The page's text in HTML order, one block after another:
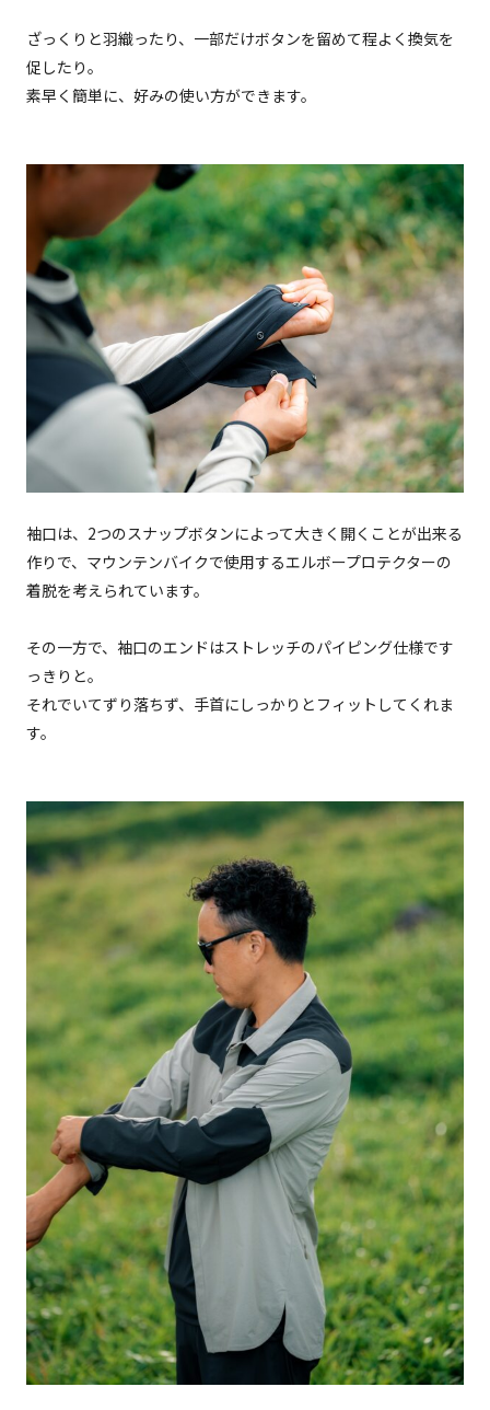
ざっくりと羽織ったり、一部だけボタンを留めて程よく換気を
促したり。
素早く簡単に、好みの使い方ができます。
袖口は、2つのスナップボタンによって大きく開くことが出来る
作りで、マウンテンバイクで使用するエルボープロテクターの
着脱を考えられています。
その一方で、袖口のエンドはストレッチのパイピング仕様です
っきりと。
それでいてずり落ちず、手首にしっかりとフィットしてくれま
す。